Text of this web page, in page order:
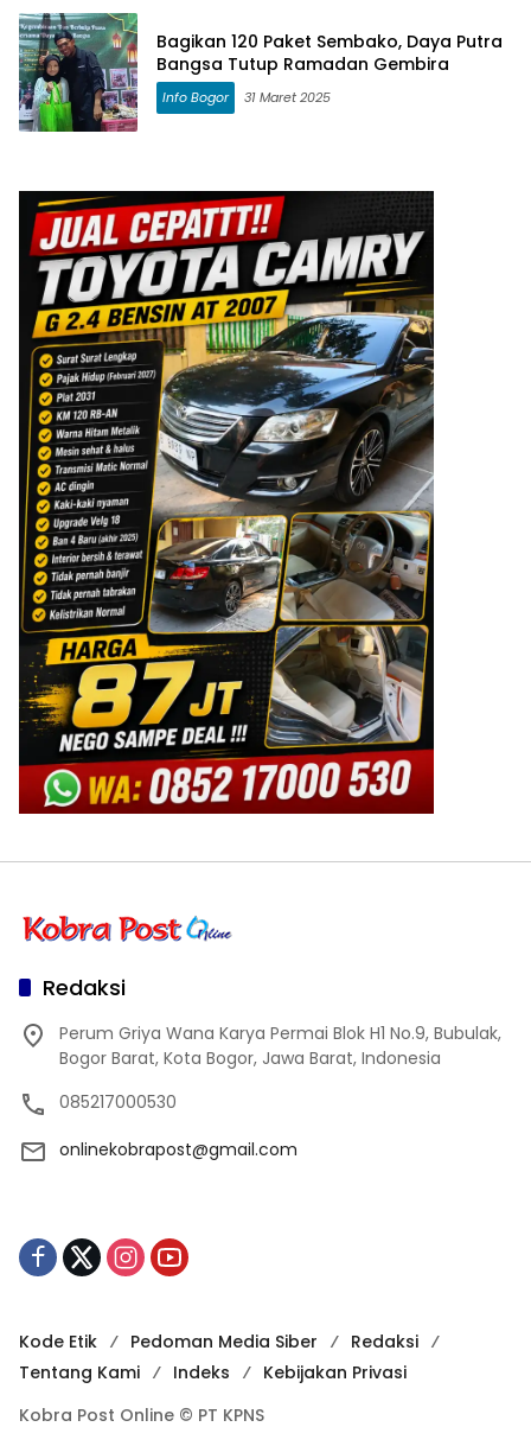
Bagikan 120 Paket Sembako, Daya Putra
Bangsa Tutup Ramadan Gembira
Info Bogor 31 Maret 2025
Redaksi
Perum Griya Wana Karya Permai Blok H1 No.9, Bubulak,
Bogor Barat, Kota Bogor, Jawa Barat, Indonesia
085217000530
onlinekobrapost@gmail.com
Kode Etik Pedoman Media Siber
Redaksi
Tentang Kami
Indeks
Kebijakan Privasi
Kobra Post Online © PT KPNS